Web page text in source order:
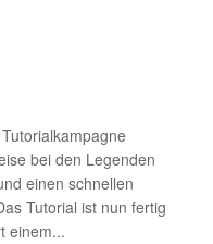
bei den Legenden
einen schnellen
Tutorial ist nun fertig
einem...